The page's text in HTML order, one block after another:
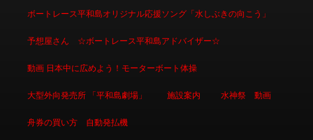
ボートレース平和島オリジナル応援ソング「水しぶきの向こう」
予想屋さん ☆ボートレース平和島アドバイザー☆
動画 日本中に広めよう！モーターボート体操
大型外向発売所 「平和島劇場」 施設案内 水神祭 動画
舟券の買い方 自動発払機